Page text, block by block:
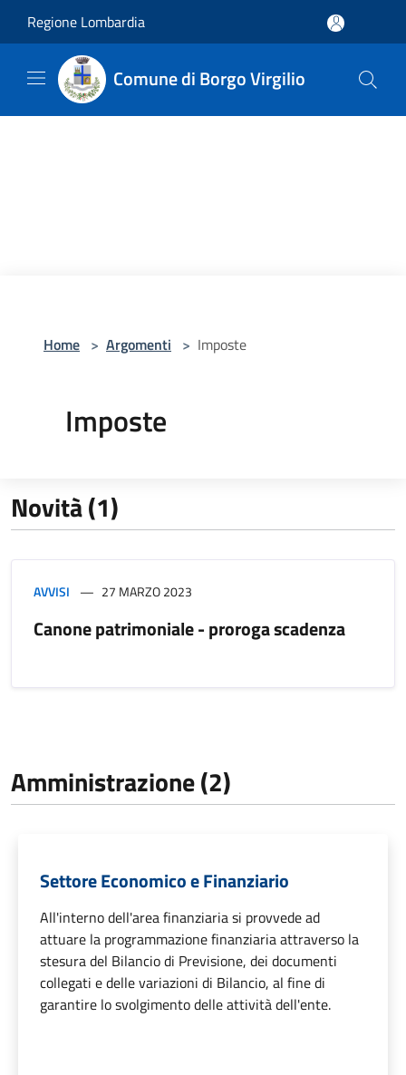
Regione Lombardia
Comune di Borgo Virgilio
Home > Argomenti > Imposte
Imposte
Novità (1)
AVVISI 27 MARZO 2023
Canone patrimoniale - proroga scadenza
Amministrazione (2)
Settore Economico e Finanziario
All'interno dell'area finanziaria si provvede ad
attuare la programmazione finanziaria attraverso la
stesura del Bilancio di Previsione, dei documenti
collegati e delle variazioni di Bilancio, al fine di
garantire lo svolgimento delle attività dell'ente.